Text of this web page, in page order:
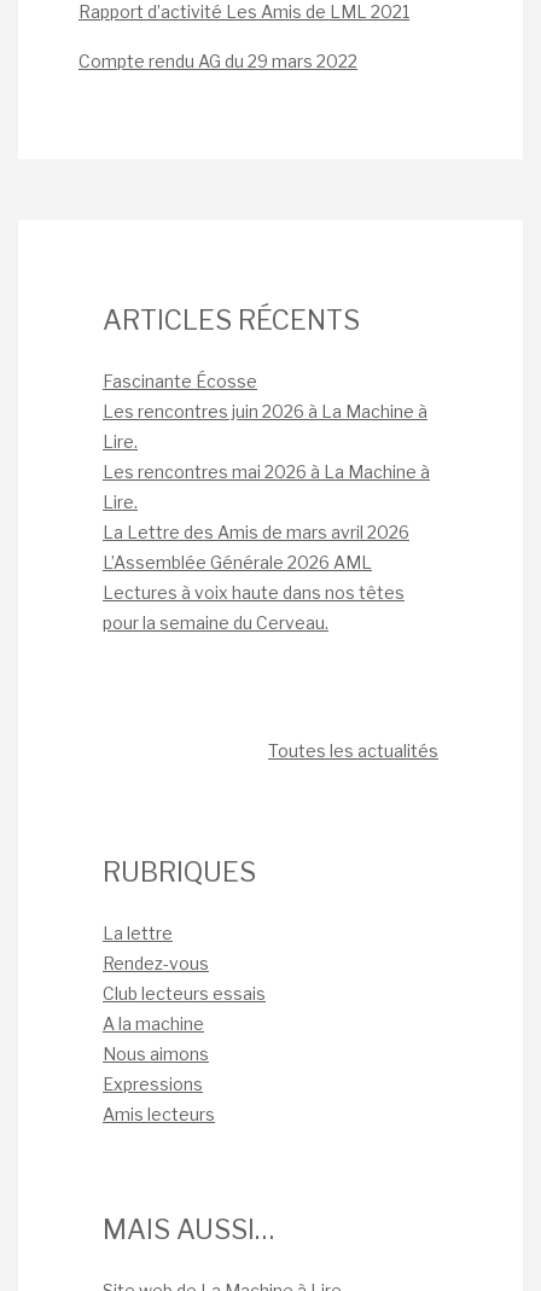
Rapport d’activité Les Amis de LML 2021
Compte rendu AG du 29 mars 2022
ARTICLES RÉCENTS
Fascinante Écosse
Les rencontres juin 2026 à La Machine à
Lire.
Les rencontres mai 2026 à La Machine à
Lire.
La Lettre des Amis de mars avril 2026
L’Assemblée Générale 2026 AML
Lectures à voix haute dans nos têtes
pour la semaine du Cerveau.
Toutes les actualités
RUBRIQUES
La lettre
Rendez-vous
Club lecteurs essais
A la machine
Nous aimons
Expressions
Amis lecteurs
MAIS AUSSI…